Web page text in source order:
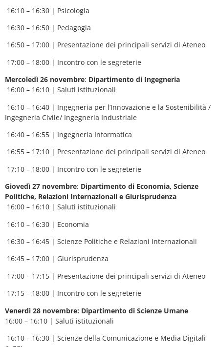
16:10 – 16:30 | Psicologia
16:30 – 16:50 | Pedagogia
16:50 – 17:00 | Presentazione dei principali servizi di Ateneo
17:00 – 18:00 | Incontro con le segreterie
Mercoledì 26 novembre: Dipartimento di Ingegneria
16:00 – 16:10 | Saluti istituzionali
16:10 – 16:40 | Ingegneria per l’Innovazione e la Sostenibilità /
Ingegneria Civile/ Ingegneria Industriale
16:40 – 16:55 | Ingegneria Informatica
16:55 – 17:10 | Presentazione dei principali servizi di Ateneo
17:10 – 18:00 | Incontro con le segreterie
Giovedì 27 novembre: Dipartimento di Economia, Scienze
Politiche, Relazioni Internazionali e Giurisprudenza
16:00 – 16:10 | Saluti istituzionali
16:10 – 16:30 | Economia
16:30 – 16:45 | Scienze Politiche e Relazioni Internazionali
16:45 – 17:00 | Giurisprudenza
17:00 – 17:15 | Presentazione dei principali servizi di Ateneo
17:15 – 18:00 | Incontro con le segreterie
Venerdì 28 novembre: Dipartimento di Scienze Umane
16:00 – 16:10 | Saluti istituzionali
16:10 – 16:30 | Scienze della Comunicazione e Media Digitali